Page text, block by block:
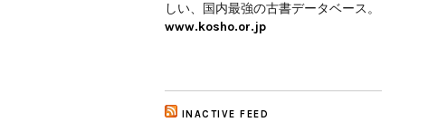
しい、国内最強の古書データベース。
www.kosho.or.jp
INACTIVE FEED